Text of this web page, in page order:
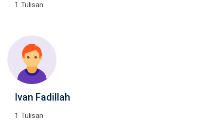
1 Tulisan
Ivan Fadillah
1 Tulisan